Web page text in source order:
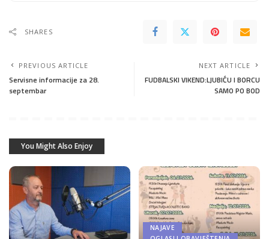
SHARES
PREVIOUS ARTICLE
Servisne informacije za 28.
septembar
NEXT ARTICLE
FUDBALSKI VIKEND:LJUBIĆU I BORCU
SAMO PO BOD
You Might Also Enjoy
NAJAVE